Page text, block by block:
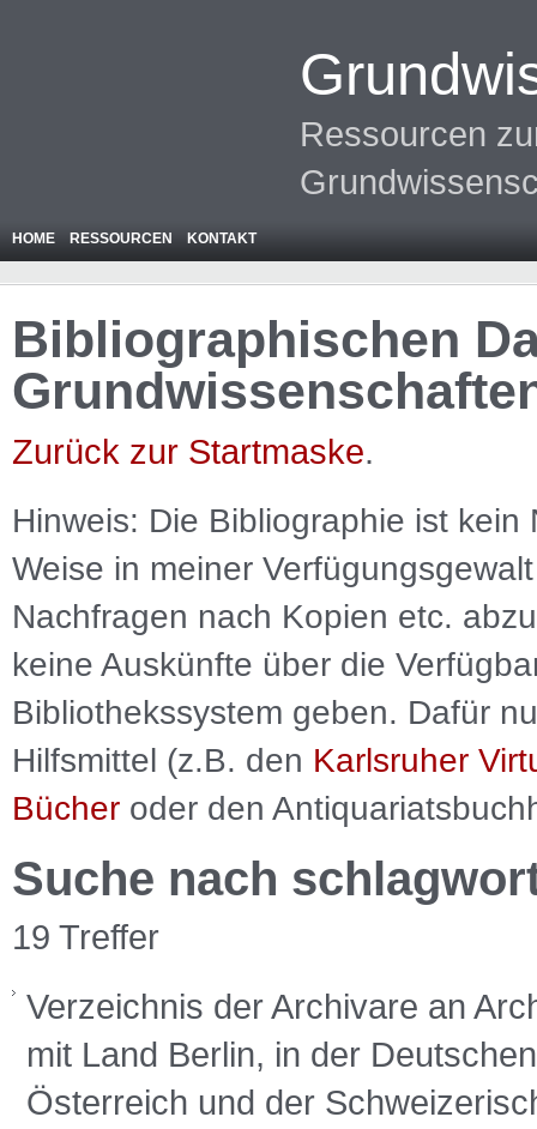
Ressourcen
HOME RESSOURCEN KONTAKT
Bibliographischen
Zurück zur Startmaske.
Hinweis: Die Bibliographie ist kein
Weise in meiner
Nachfragen nach Kopien etc.
keine Auskünfte über die
Bibliothekssystem geben. Dafür
Hilfsmittel (z.B. den Karlsruher
Bücher oder den
Suche nach
19 Treffer
Verzeichnis der Archivare an
mit Land Berlin, in der
Österreich und der